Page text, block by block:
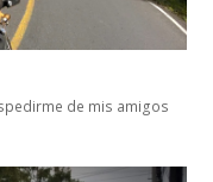
de mis amigos